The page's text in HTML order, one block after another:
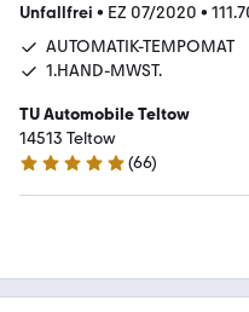
Unfallfrei • EZ 07/2020 •
AUTOMATIK-TEMPOMAT
1.HAND-MWST.
TU Automobile Teltow
14513 Teltow
4.8 Sterne
(66)